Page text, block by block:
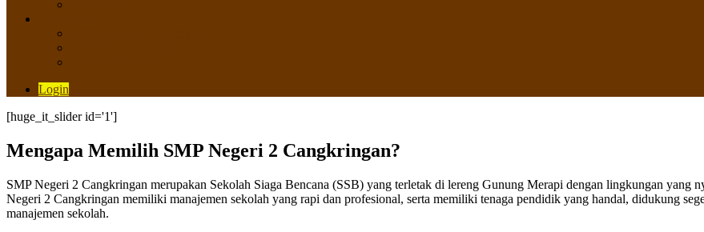
Login
[huge_it_slider id='1']
Mengapa Memilih SMP Negeri 2 Cangkringan?
SMP Negeri 2 Cangkringan merupakan Sekolah Siaga Bencana (SSB) yang terletak di lereng Gunung Merapi dengan lingkungan yang
Negeri 2 Cangkringan memiliki manajemen sekolah yang rapi dan profesional, serta memiliki tenaga pendidik yang handal, didukung
manajemen sekolah.